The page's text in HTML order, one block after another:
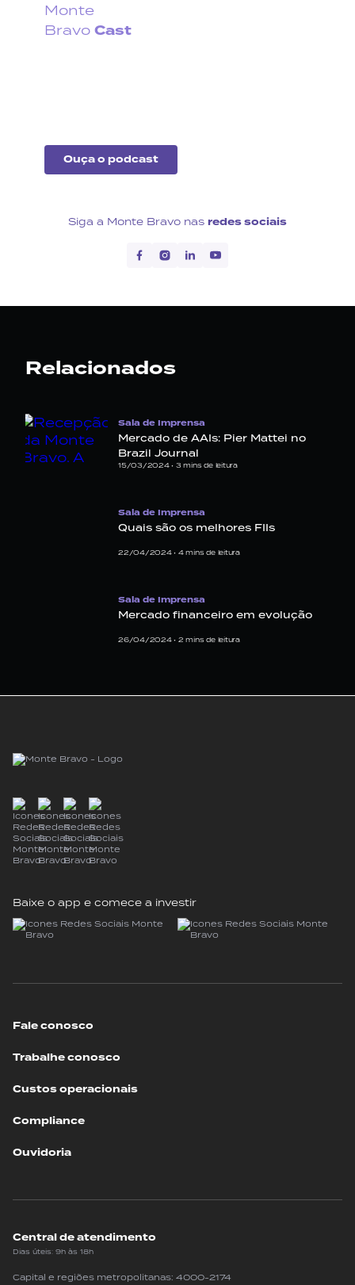
Monte
Bravo Cast
Ouça o podcast
Siga a Monte Bravo nas redes sociais
Relacionados
Sala de Imprensa
Mercado de AAIs: Pier Mattei no
Brazil Journal
15/03/2024 • 3 mins de leitura
Sala de Imprensa
Quais são os melhores FIIs
22/04/2024 • 4 mins de leitura
Sala de Imprensa
Mercado financeiro em evolução
26/04/2024 • 2 mins de leitura
Baixe o app e comece a investir
Fale conosco
Trabalhe conosco
Custos operacionais
Compliance
Ouvidoria
Central de atendimento
Dias úteis: 9h às 18h
Capital e regiões metropolitanas: 4000-2174